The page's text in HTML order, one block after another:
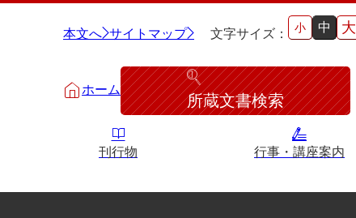
本文へ サイトマップ 文字サイズ： 小 中 大
ホーム
所蔵文書検索
刊行物 行事・講座案内